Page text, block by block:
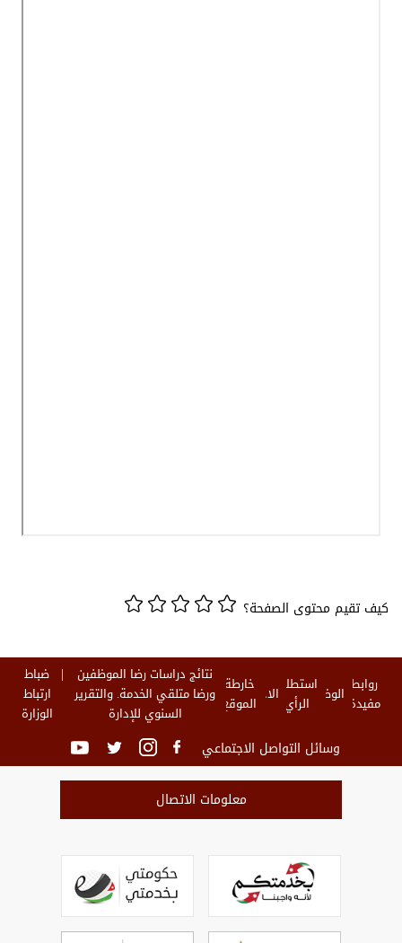
كيف تقيم محتوى الصفحة؟
روابط
مفيدة الوظائفاستطلاع
الرأي الاخبارخارطة
الموقع
نتائج دراسات رضا الموظفين
ورضا متلقي الخدمة. والتقرير
السنوي للإدارة
ضباط
ارتباط
الوزارة
وسائل التواصل الاجتماعي
معلومات الاتصال